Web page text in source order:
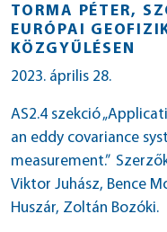
TORMA PÉTER,
EURÓPAI
KÖZGYŰLÉSEN
2023. április 28.
AS2.4 szekció
an eddy covariance
measurement.”
Viktor Juhász, Bence
Huszár, Zoltán Bozóki.